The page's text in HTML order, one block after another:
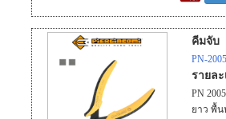
คีมจับ
PN-2005
รายละ
PN
ยาว พื้น